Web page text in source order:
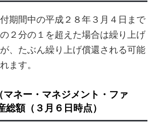
期間中の平成２８年３月４日まで
２分の１を超えた場合は繰り上げ
、たぶん繰り上げ償還される可能
ます。
マネー・マネジメント・ファ
総額（３月６日時点）